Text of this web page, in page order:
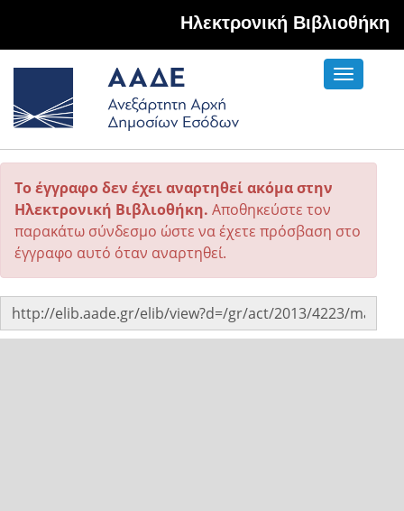
Hλεκτρονική Βιβλιοθήκη
Toggle
Το έγγραφο δεν έχει αναρτηθεί ακόμα στην
Ηλεκτρονική Βιβλιοθήκη. Αποθηκεύστε τον
παρακάτω σύνδεσμο ώστε να έχετε πρόσβαση στο
έγγραφο αυτό όταν αναρτηθεί.